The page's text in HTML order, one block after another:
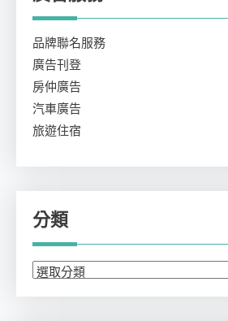
品牌聯名服務
廣告刊登
房仲廣告
汽車廣告
旅遊住宿
分類
分